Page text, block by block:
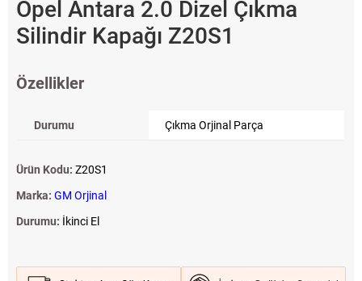
Opel Antara 2.0 Dizel Çıkma
Silindir Kapağı Z20S1
Özellikler
Durumu Çıkma Orjinal Parça
Ürün Kodu: Z20S1
Marka: GM Orjinal
Durumu: İkinci El